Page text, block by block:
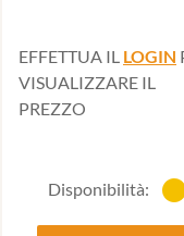
EFFETTUA IL LOGIN
VISUALIZZARE IL
PREZZO
Disponibilità: